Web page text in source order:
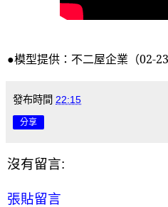
●模型提供：不二屋企業（02-
發布時間 22:15
分享
沒有留言:
張貼留言